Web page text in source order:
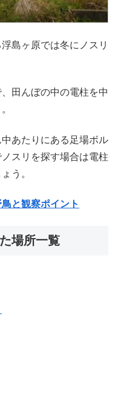
島ヶ原では冬にノスリ
田んぼの中の電柱を中
あたりにある足場ボル
スリを探す場合は電柱
う。
と観察ポイント
場所一覧